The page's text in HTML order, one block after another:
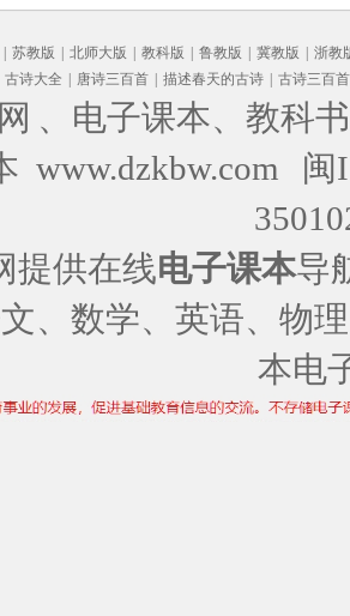
苏教版 北师大版 教科版 鲁教版 冀教版
浙教
古诗大全
唐诗三百首 描述春天的古诗 古诗三百首
、电子课本、教科
www.dzkbw.com
闽
提供在线电子课本导
、数学、英语、物
本电